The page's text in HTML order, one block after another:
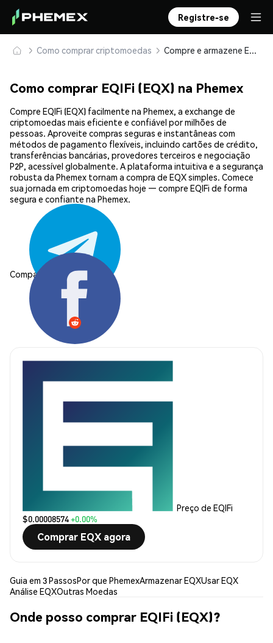
Registre-se
Como comprar criptomoedas Compre e armazene EQIFi (EQX) com segurança
Como comprar EQIFi (EQX) na Phemex
Compre EQIFi (EQX) facilmente na Phemex, a exchange de
criptomoedas mais eficiente e confiável por milhões de
pessoas. Aproveite compras seguras e instantâneas com
métodos de pagamento flexíveis, incluindo cartões de crédito,
transferências bancárias, provedores terceiros e negociação
P2P, acessível globalmente. A plataforma intuitiva e a segurança
robusta da Phemex tornam a compra de EQX simples. Comece
sua jornada em criptomoedas hoje — compre EQIFi de forma
segura e confiante na Phemex.
Compartilhar:
Preço de EQIFi
$0.00008574+0.00%
Comprar EQX agora
Guia em 3 PassosPor que PhemexArmazenar EQXUsar EQX
Análise EQXOutras Moedas
Onde posso comprar EQIFi (EQX)?